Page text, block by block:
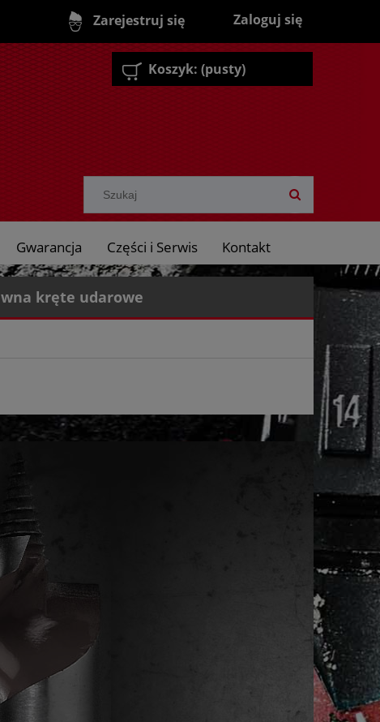
Zarejestruj się Zaloguj się
Koszyk: (pusty)
Gwarancja Części i Serwis Kontakt
kręte udarowe